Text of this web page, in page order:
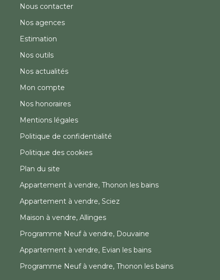
Nous contacter
Nos agences
Estimation
Nos outils
Nos actualités
Mon compte
Nos honoraires
Mentions légales
Politique de confidentialité
Politique des cookies
Plan du site
Appartement à vendre, Thonon les bains
Appartement à vendre, Sciez
Maison à vendre, Allinges
Programme Neuf à vendre, Douvaine
Appartement à vendre, Evian les bains
Programme Neuf à vendre, Thonon les bains